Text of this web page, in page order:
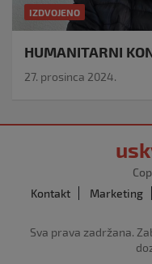
IZDVOJENO
HUMANITARNI
27. prosinca 2024.
Kontakt
Marketing
Sva prava zadržana.